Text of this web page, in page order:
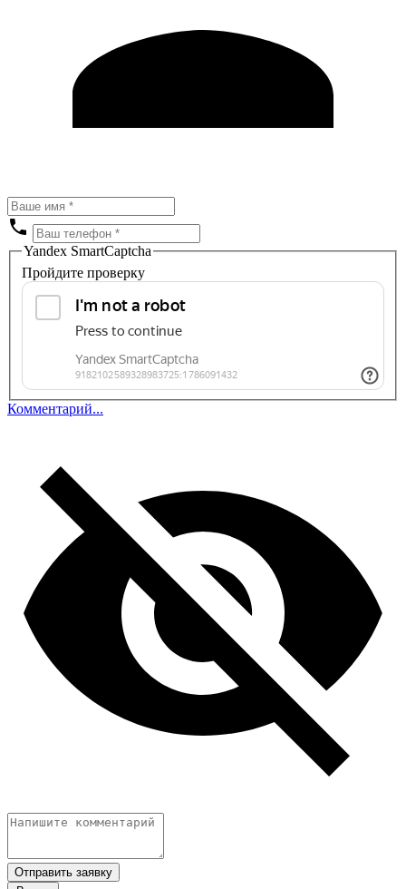
Yandex SmartCaptcha
Пройдите проверку
Комментарий...
Отправить заявку